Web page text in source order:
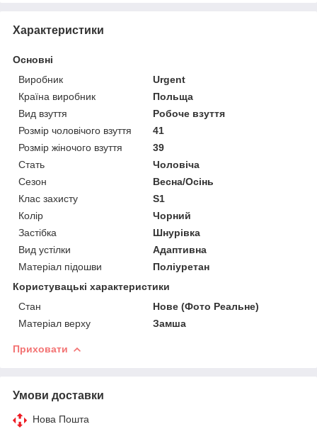
Характеристики
Основні
Виробник
Urgent
Країна виробник
Польща
Вид взуття
Робоче взуття
Розмір чоловічого взуття
41
Розмір жіночого взуття
39
Стать
Чоловіча
Сезон
Весна/Осінь
Клас захисту
S1
Колір
Чорний
Застібка
Шнурівка
Вид устілки
Адаптивна
Матеріал підошви
Поліуретан
Користувацькі характеристики
Стан
Нове (Фото Реальне)
Матеріал верху
Замша
Приховати
Умови доставки
Нова Пошта